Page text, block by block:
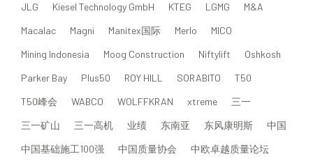
JLG
Kiesel Technology GmbH KTEG LGMG
M&A
Macalac
Magni Manitex国际 Merlo
MICO
Mining Indonesia
Moog Construction Niftylift
Oshkosh
Parker Bay
Plus50 ROY HILL SORABITO
T50
T50峰会
WABCO WOLFFKRAN xtreme
三一
三一矿山
三一高机 业绩 东南亚 东风康明斯
中国
中国基础施工100强
中国质量协会 中欧卓越质量论坛